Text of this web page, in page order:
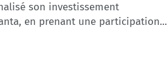
son investissement
en prenant une participation...